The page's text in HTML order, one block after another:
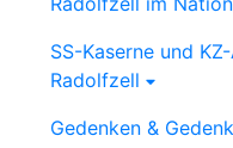
SS-Kaserne und
Radolfzell
Gedenken &